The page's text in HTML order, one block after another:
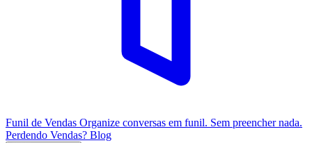
Funil de Vendas Organize conversas em funil. Sem preencher nada.
Perdendo Vendas? Blog